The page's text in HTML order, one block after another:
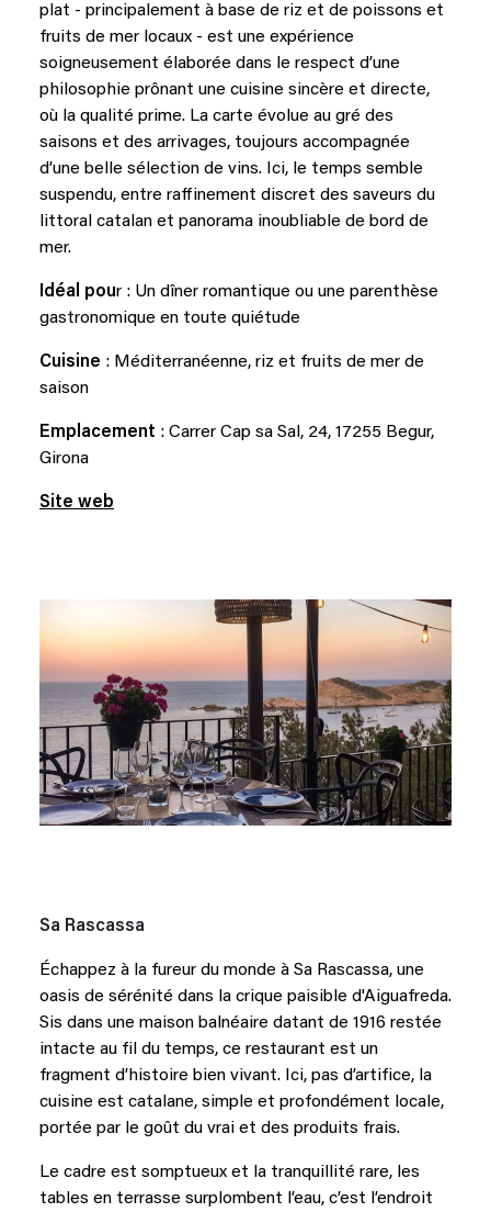
plat - principalement à base de riz et de poissons et
fruits de mer locaux - est une expérience
soigneusement élaborée dans le respect d’une
philosophie prônant une cuisine sincère et directe,
où la qualité prime. La carte évolue au gré des
saisons et des arrivages, toujours accompagnée
d’une belle sélection de vins. Ici, le temps semble
suspendu, entre raffinement discret des saveurs du
littoral catalan et panorama inoubliable de bord de
mer.
Idéal pour : Un dîner romantique ou une parenthèse
gastronomique en toute quiétude
Cuisine : Méditerranéenne, riz et fruits de mer de
saison
Emplacement : Carrer Cap sa Sal, 24, 17255 Begur,
Girona
Site web
Sa Rascassa
Échappez à la fureur du monde à Sa Rascassa, une
oasis de sérénité dans la crique paisible d'Aiguafreda.
Sis dans une maison balnéaire datant de 1916 restée
intacte au fil du temps, ce restaurant est un
fragment d’histoire bien vivant. Ici, pas d’artifice, la
cuisine est catalane, simple et profondément locale,
portée par le goût du vrai et des produits frais.
Le cadre est somptueux et la tranquillité rare, les
tables en terrasse surplombent l’eau, c’est l’endroit